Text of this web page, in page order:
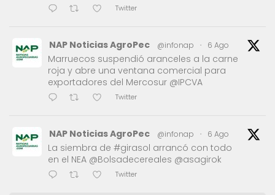
Twitter
NAP Noticias AgroPec @infonap · 6 Ago
Marruecos suspendió aranceles a la carne
roja y abre una ventana comercial para
exportadores del Mercosur @IPCVA
Twitter
NAP Noticias AgroPec @infonap · 6 Ago
La siembra de #girasol arrancó con todo
en el NEA @Bolsadecereales @asagirok
Twitter